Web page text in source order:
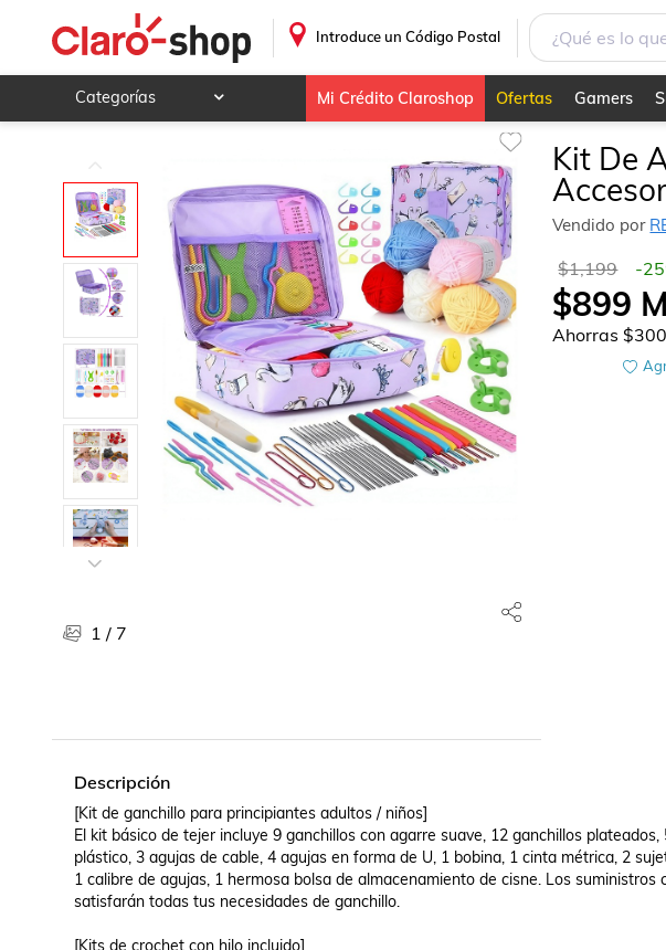
Introduce un Código Postal
Categorías
Videojuegos
Hogar y jardín
Deportes y ocio
Animales y mascotas
Ferretería y autos
Ropa, calzado y accesorios
Mamá y bebé
Salud, belleza y cuidado personal
Joyería y relojes
Juegos y juguetes
Libros, revistas y comics
Películas, series de tv y música
Otras categorías
Súpermercado
Mi Crédito Claroshop Ofertas Gamers
1 / 7
Kit De
Vendido por
$1,199 -25
$899
Ahorras
Descripción
[Kit de ganchillo para principiantes adultos / niños]
El kit básico de tejer incluye 9 ganchillos con agarre suave, 12 ganchillos
plástico, 3 agujas de cable, 4 agujas en forma de U, 1 bobina, 1 cinta métrica, 2
1 calibre de agujas, 1 hermosa bolsa de almacenamiento de cisne. Los
satisfarán todas tus necesidades de ganchillo.
[Kits de crochet con hilo incluido]
Kit De Agujas De Ganchillo Y Accesorios Para Tejer